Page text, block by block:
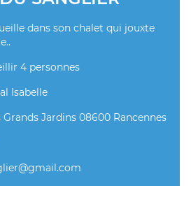
dans son chalet qui jouxte
4 personnes
Isabelle
Grands Jardins 08600 Rancennes